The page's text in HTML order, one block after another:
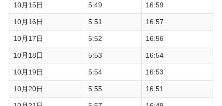
10月15日 5:49 16:59
10月16日 5:51 16:57
10月17日 5:52 16:56
10月18日 5:53 16:54
10月19日 5:54 16:53
10月20日 5:55 16:51